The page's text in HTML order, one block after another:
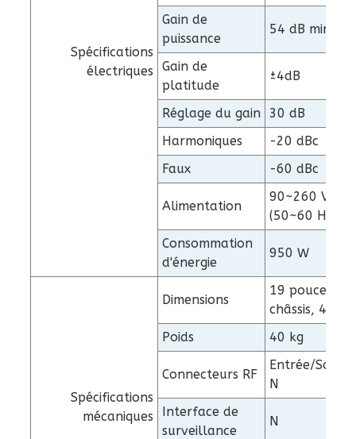
Spécifications
électriques
Gain de
puissance
54 dB min.
Gain de
platitude
±4dB
Réglage du gain
30 dB
Harmoniques
-20 dBc
Faux
-60 dBc
Alimentation
90~260 V CA
(50~60 Hz)
Consommation
d'énergie
950 W
Spécifications
mécaniques
Dimensions
19 pouces,
châssis, 4U
Poids
40 kg
Connecteurs RF
Entrée/Sortie
N
Interface de
surveillance
N